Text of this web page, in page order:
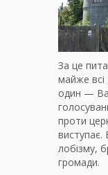
За це
майже
один —
проти
лобізму,
громади.